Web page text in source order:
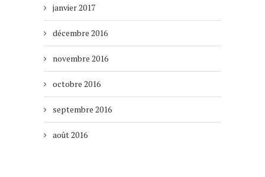
janvier 2017
décembre 2016
novembre 2016
octobre 2016
septembre 2016
août 2016